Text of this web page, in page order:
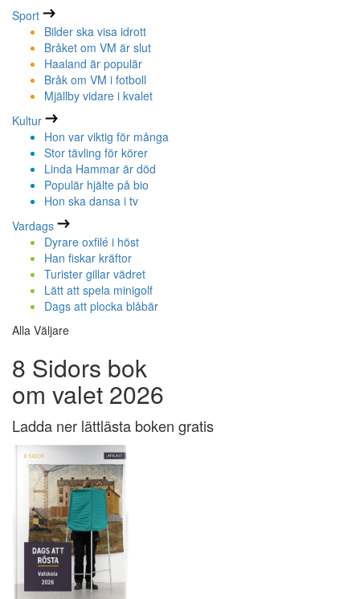
Sport
Bilder ska visa idrott
Bråket om VM är slut
Haaland är populär
Bråk om VM i fotboll
Mjällby vidare i kvalet
Kultur
Hon var viktig för många
Stor tävling för körer
Linda Hammar är död
Populär hjälte på bio
Hon ska dansa i tv
Vardags
Dyrare oxfilé i höst
Han fiskar kräftor
Turister gillar vädret
Lätt att spela minigolf
Dags att plocka blåbär
Alla Väljare
8 Sidors bok
om valet 2026
Ladda ner lättlästa boken gratis